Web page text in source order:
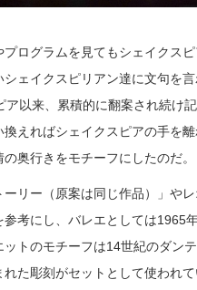
ログラムを見てもシェイクス
ェイクスピリアン達に文句を
以来、累積的に翻案され続け
えればシェイクスピアの手を
奥行きをモチーフにしたのだ。
リー（原案は同じ作品）」や
考にし、バレエとしては1965
トのモチーフは14世紀のダン
た彫刻がセットとして使われ